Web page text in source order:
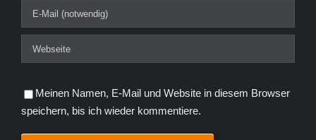
Meinen Namen, E-Mail und Website in diesem Browser
speichern, bis ich wieder kommentiere.